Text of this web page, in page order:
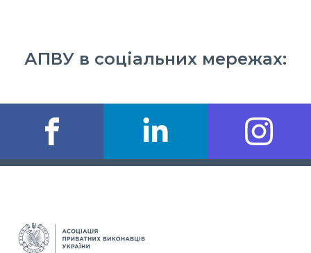
АПВУ в соціальних мережах: